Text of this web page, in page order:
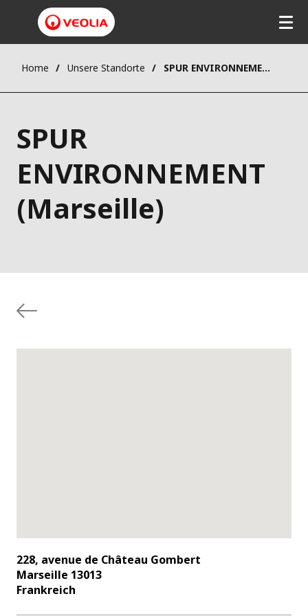
Home Unsere Standorte SPUR ENVIRONNEMENT (Marseille)
SPUR
ENVIRONNEMENT
(Marseille)
228, avenue de Château Gombert
Marseille 13013
Frankreich